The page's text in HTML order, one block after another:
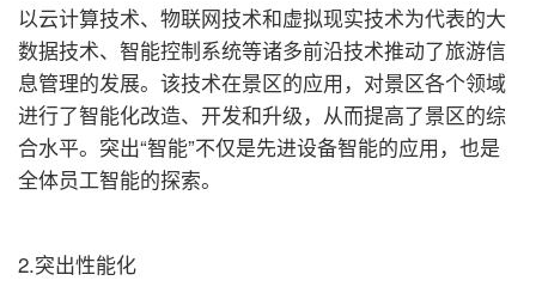
以云计算技术、物联网技术和虚拟现实技术为代表的大
数据技术、智能控制系统等诸多前沿技术推动了旅游信
息管理的发展。该技术在景区的应用，对景区各个领域
进行了智能化改造、开发和升级，从而提高了景区的综
合水平。突出“智能”不仅是先进设备智能的应用，也是
全体员工智能的探索。
2.突出性能化